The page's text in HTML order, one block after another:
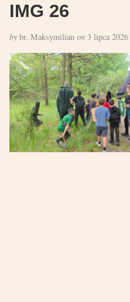
IMG 26
bybr. Maksymilian on3 lipca 2026